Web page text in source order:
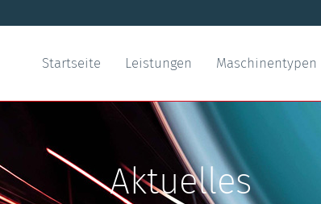
Startseite Leistungen Maschinentypen
Aktuelles